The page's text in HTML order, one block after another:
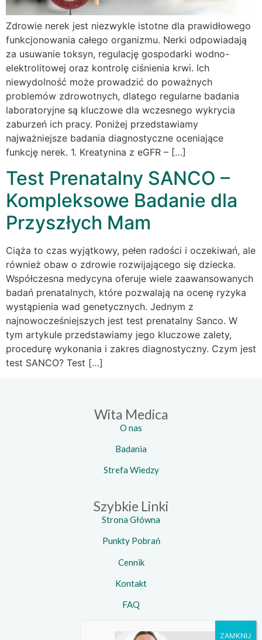
Zdrowie nerek jest niezwykle istotne dla prawidłowego
funkcjonowania całego organizmu. Nerki odpowiadają
za usuwanie toksyn, regulację gospodarki wodno-
elektrolitowej oraz kontrolę ciśnienia krwi. Ich
niewydolność może prowadzić do poważnych
problemów zdrowotnych, dlatego regularne badania
laboratoryjne są kluczowe dla wczesnego wykrycia
zaburzeń ich pracy. Poniżej przedstawiamy
najważniejsze badania diagnostyczne oceniające
funkcję nerek. 1. Kreatynina z eGFR – […]
Test Prenatalny SANCO –
Kompleksowe Badanie dla
Przyszłych Mam
Ciąża to czas wyjątkowy, pełen radości i oczekiwań, ale
również obaw o zdrowie rozwijającego się dziecka.
Współczesna medycyna oferuje wiele zaawansowanych
badań prenatalnych, które pozwalają na ocenę ryzyka
wystąpienia wad genetycznych. Jednym z
najnowocześniejszych jest test prenatalny Sanco. W
tym artykule przedstawiamy jego kluczowe zalety,
procedurę wykonania i zakres diagnostyczny. Czym jest
test SANCO? Test […]
Wita Medica
O nas
Badania
Strefa Wiedzy
Szybkie Linki
Strona Główna
Punkty Pobrań
Cennik
Kontakt
FAQ